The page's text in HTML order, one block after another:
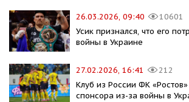
26.03.2026, 09:40
10601
Усик признался, что его
войны в Украине
27.02.2026, 16:41
212
Клуб из России ФК «Ростов»
спонсора из-за войны в